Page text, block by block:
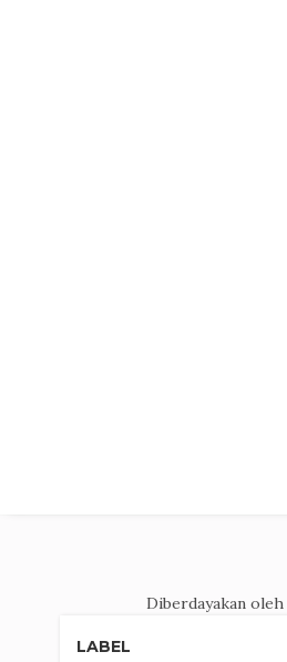
Diberdayakan oleh
LABEL